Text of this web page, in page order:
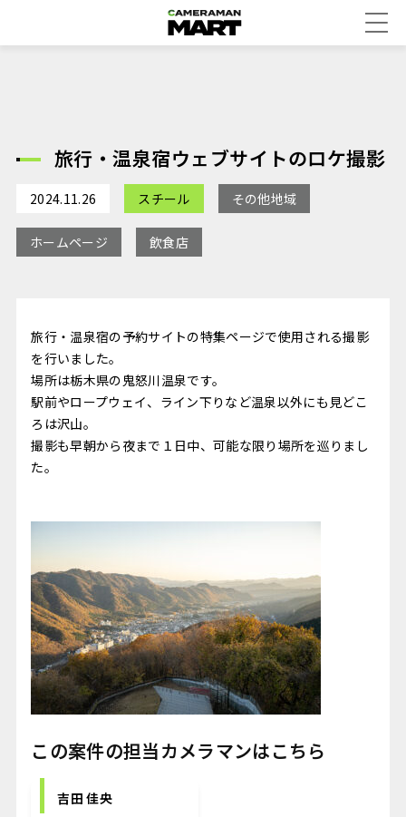
旅行・温泉宿ウェブサイトのロケ撮影
2024.11.26 スチール その他地域
ホームページ 飲食店
旅行・温泉宿の予約サイトの特集ページで使用される撮影
を行いました。
場所は栃木県の鬼怒川温泉です。
駅前やロープウェイ、ライン下りなど温泉以外にも見どこ
ろは沢山。
撮影も早朝から夜まで１日中、可能な限り場所を巡りまし
た。
この案件の担当カメラマンはこちら
吉田 佳央